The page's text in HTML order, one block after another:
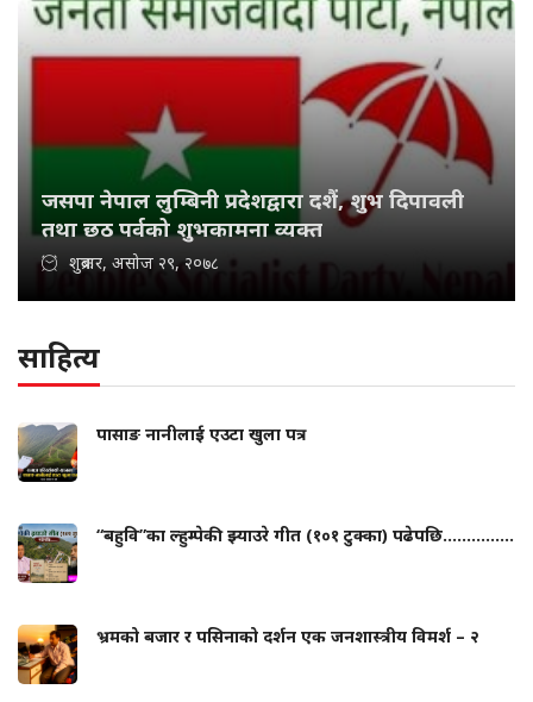
जसपा नेपाल लुम्बिनी प्रदेशद्वारा दशैं, शुभ दिपावली
तथा छठ पर्वको शुभकामना व्यक्त
शुक्रबार, असोज २९, २०७८
साहित्य
पासाङ नानीलाई एउटा खुला पत्र
“बहुवि”का ल्हुम्पेकी झ्याउरे गीत (१०१ टुक्का) पढेपछि...............
भ्रमको बजार र पसिनाको दर्शन एक जनशास्त्रीय विमर्श – २